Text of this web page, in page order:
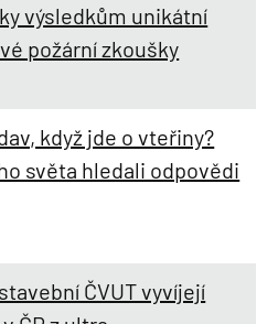
výsledkům unikátní
požární zkoušky
když jde o vteřiny?
světa hledali odpovědi
ČVUT vyvíjejí